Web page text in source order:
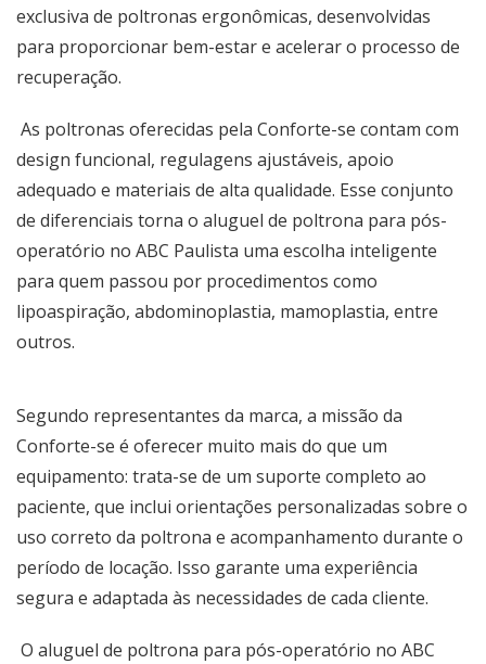
exclusiva de poltronas ergonômicas, desenvolvidas
para proporcionar bem-estar e acelerar o processo de
recuperação.
As poltronas oferecidas pela Conforte-se contam com
design funcional, regulagens ajustáveis, apoio
adequado e materiais de alta qualidade. Esse conjunto
de diferenciais torna o aluguel de poltrona para pós-
operatório no ABC Paulista uma escolha inteligente
para quem passou por procedimentos como
lipoaspiração, abdominoplastia, mamoplastia, entre
outros.
Segundo representantes da marca, a missão da
Conforte-se é oferecer muito mais do que um
equipamento: trata-se de um suporte completo ao
paciente, que inclui orientações personalizadas sobre o
uso correto da poltrona e acompanhamento durante o
período de locação. Isso garante uma experiência
segura e adaptada às necessidades de cada cliente.
O aluguel de poltrona para pós-operatório no ABC